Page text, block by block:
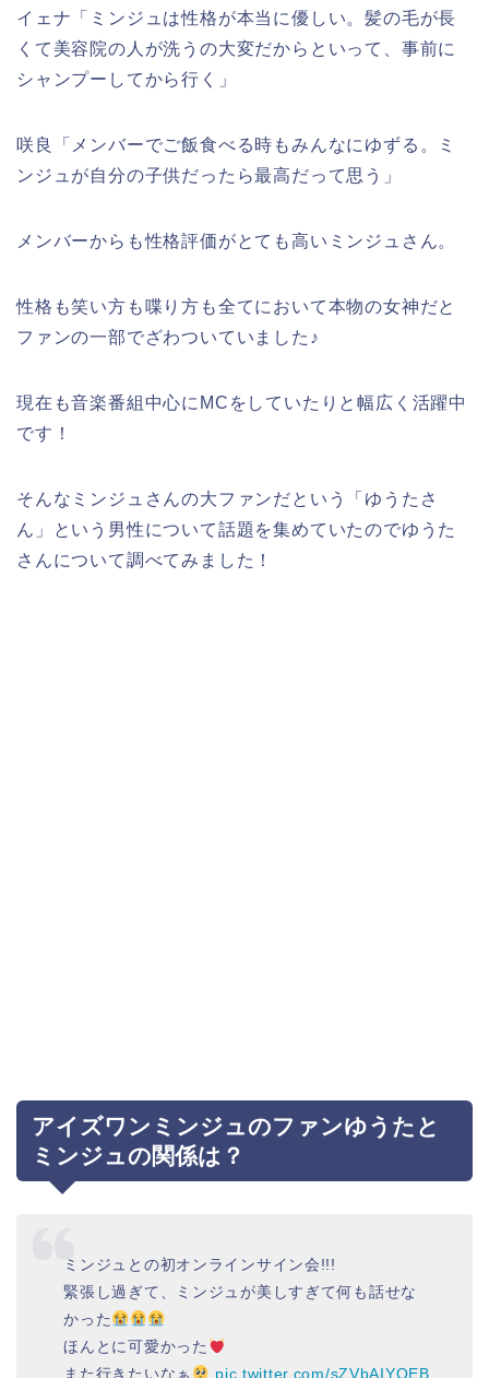
イェナ「 ミンジュ は性格が本当に優しい。髪の毛が長
くて美容院の人が洗うの大変だからといって、事前に
シャンプーしてから行く」
咲良「メンバーでご飯食べる時もみんなにゆずる。
ミ
ンジュ が自分の子供だったら最高だって思う」
メンバーからも性格評価がとても高いミンジュさん。
性格 も笑い方も喋り方も全てにおいて本物の女神だと
ファンの一部でざわついていました♪
現在も音楽番組中心にMCをしていたりと幅広く活躍中
です！
そんなミンジュさんの大ファンだという「ゆうたさ
ん」という男性について話題を集めていたのでゆうた
さんについて調べてみました！
アイズワンミンジュのファンゆうたと
ミンジュの関係は？
ミンジュとの初オンラインサイン会!!!
緊張し過ぎて、ミンジュが美しすぎて何も話せな
かった
ほんとに可愛かった
また行きたいなぁ
pic.twitter.com/sZVbAIYQEB